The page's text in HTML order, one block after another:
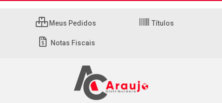
Meus Pedidos Títulos
Notas Fiscais